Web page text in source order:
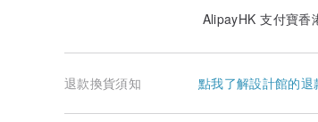
AlipayHK 支付寶香
退款換貨須知 點我了解設計館的退